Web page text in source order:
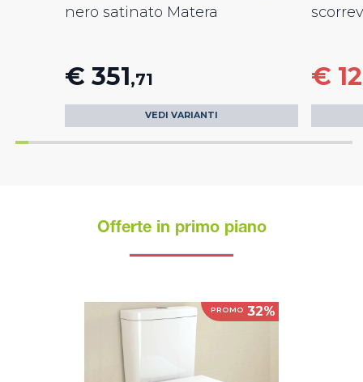
nero satinato Matera
€ 351,71
VEDI VARIANTI
€
Offerte in primo piano
PROMO 32%